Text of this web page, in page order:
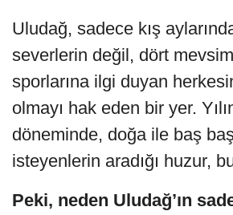
Uludağ, sadece kış
severlerin değil, dört
sporlarına ilgi duyan
olmayı hak eden bir yer.
döneminde, doğa ile baş
isteyenlerin aradığı huzur,
Peki, neden Uludağ’ın